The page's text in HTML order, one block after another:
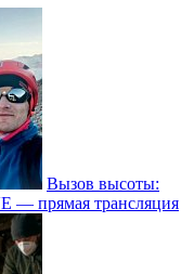
Вызов высоты:
— прямая трансляция